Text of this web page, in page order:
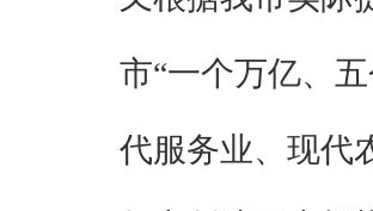
市“一个万亿、
代服务业、现代